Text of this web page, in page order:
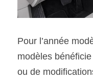
Pour l’année
modèles
ou de